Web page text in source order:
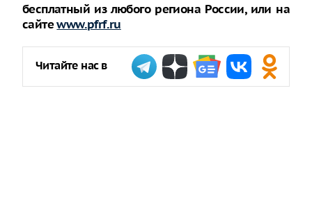
бесплатный из любого региона России, или на
сайтеwww.pfrf.ru
Читайте нас в